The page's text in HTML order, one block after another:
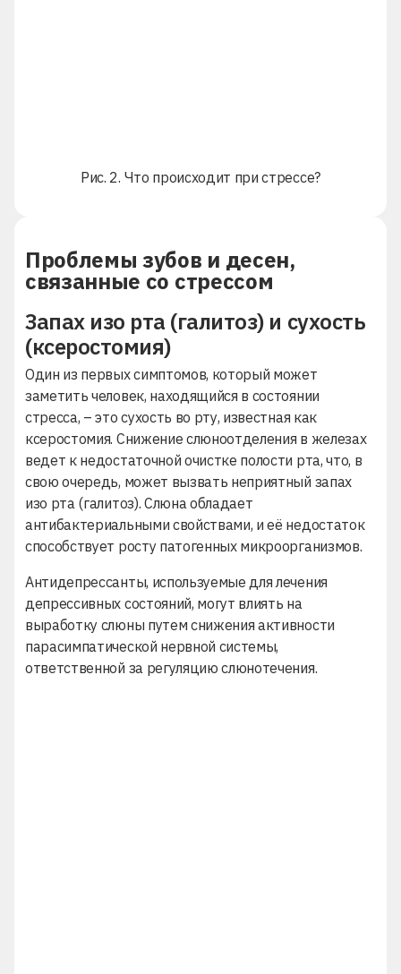
Рис. 2. Что происходит при стрессе?
Проблемы зубов и десен,
связанные со стрессом
Запах изо рта (галитоз) и сухость
(ксеростомия)
Один из первых симптомов, который может
заметить человек, находящийся в состоянии
стресса, – это сухость во рту, известная как
ксеростомия. Снижение слюноотделения в железах
ведет к недостаточной очистке полости рта, что, в
свою очередь, может вызвать неприятный запах
изо рта (галитоз). Слюна обладает
антибактериальными свойствами, и её недостаток
способствует росту патогенных микроорганизмов.
Антидепрессанты, используемые для лечения
депрессивных состояний, могут влиять на
выработку слюны путем снижения активности
парасимпатической нервной системы,
ответственной за регуляцию слюнотечения.